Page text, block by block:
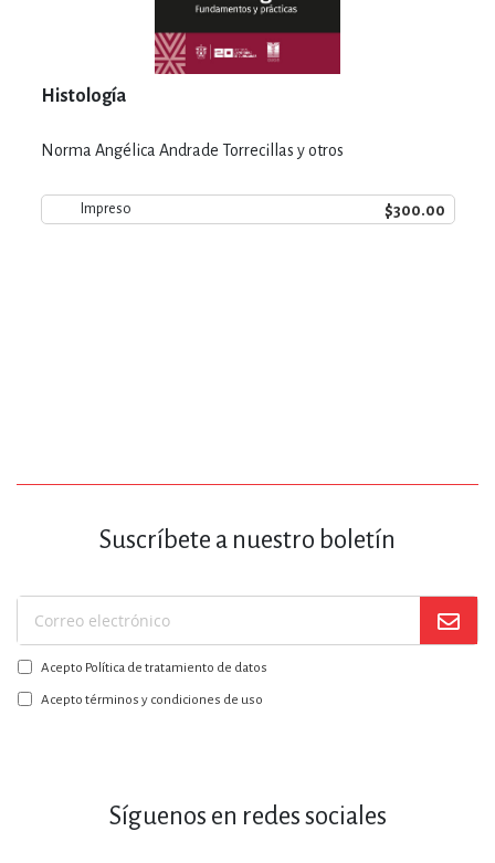
Histología
Norma Angélica Andrade Torrecillas y otros
Impreso $300.00
Suscríbete a nuestro boletín
Suscríbase
a
nuestro
boletín:
Acepto Política de tratamiento de datos
Acepto términos y condiciones de uso
Síguenos en redes sociales